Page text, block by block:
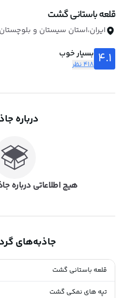
قلعه باستانی گشت
ایران،استان سیستان و
4.1 بسیار خوب
418 نظر
درباره
هیچ اطلاعاتی درباره
جاذبه‌های
قلعه باستانی گشت
تپه های نمکی گشت